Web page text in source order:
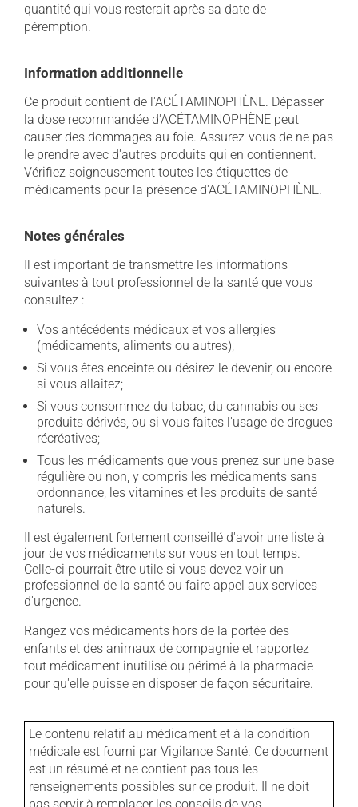
quantité qui vous resterait après sa date de
péremption.
Information additionnelle
Ce produit contient de l'ACÉTAMINOPHÈNE. Dépasser
la dose recommandée d'ACÉTAMINOPHÈNE peut
causer des dommages au foie. Assurez-vous de ne pas
le prendre avec d'autres produits qui en contiennent.
Vérifiez soigneusement toutes les étiquettes de
médicaments pour la présence d'ACÉTAMINOPHÈNE.
Notes générales
Il est important de transmettre les informations
suivantes à tout professionnel de la santé que vous
consultez :
Vos antécédents médicaux et vos allergies
(médicaments, aliments ou autres);
Si vous êtes enceinte ou désirez le devenir, ou encore
si vous allaitez;
Si vous consommez du tabac, du cannabis ou ses
produits dérivés, ou si vous faites l'usage de drogues
récréatives;
Tous les médicaments que vous prenez sur une base
régulière ou non, y compris les médicaments sans
ordonnance, les vitamines et les produits de santé
naturels.
Il est également fortement conseillé d'avoir une liste à
jour de vos médicaments sur vous en tout temps.
Celle-ci pourrait être utile si vous devez voir un
professionnel de la santé ou faire appel aux services
d'urgence.
Rangez vos médicaments hors de la portée des
enfants et des animaux de compagnie et rapportez
tout médicament inutilisé ou périmé à la pharmacie
pour qu'elle puisse en disposer de façon sécuritaire.
Le contenu relatif au médicament et à la condition
médicale est fourni par Vigilance Santé. Ce document
est un résumé et ne contient pas tous les
renseignements possibles sur ce produit. Il ne doit